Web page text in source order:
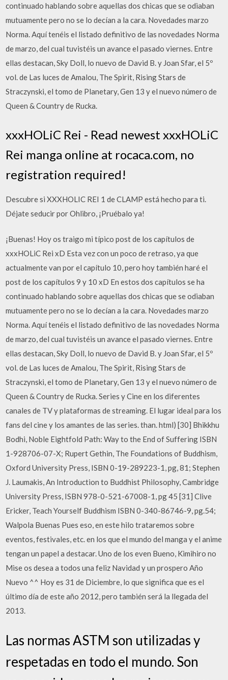
continuado hablando sobre aquellas dos chicas que se odiaban
mutuamente pero no se lo decían a la cara. Novedades marzo
Norma. Aquí tenéis el listado definitivo de las novedades Norma
de marzo, del cual tuvistéis un avance el pasado viernes. Entre
ellas destacan, Sky Doll, lo nuevo de David B. y Joan Sfar, el 5º
vol. de Las luces de Amalou, The Spirit, Rising Stars de
Straczynski, el tomo de Planetary, Gen 13 y el nuevo número de
Queen & Country de Rucka.
xxxHOLiC Rei - Read newest xxxHOLiC
Rei manga online at rocaca.com, no
registration required!
Descubre si XXXHOLIC REI 1 de CLAMP está hecho para ti.
Déjate seducir por Ohlibro, ¡Pruébalo ya!
¡Buenas! Hoy os traigo mi típico post de los capítulos de
xxxHOLiC Rei xD Esta vez con un poco de retraso, ya que
actualmente van por el capítulo 10, pero hoy también haré el
post de los capítulos 9 y 10 xD En estos dos capítulos se ha
continuado hablando sobre aquellas dos chicas que se odiaban
mutuamente pero no se lo decían a la cara. Novedades marzo
Norma. Aquí tenéis el listado definitivo de las novedades Norma
de marzo, del cual tuvistéis un avance el pasado viernes. Entre
ellas destacan, Sky Doll, lo nuevo de David B. y Joan Sfar, el 5º
vol. de Las luces de Amalou, The Spirit, Rising Stars de
Straczynski, el tomo de Planetary, Gen 13 y el nuevo número de
Queen & Country de Rucka. Series y Cine en los diferentes
canales de TV y plataformas de streaming. El lugar ideal para los
fans del cine y los amantes de las series. than. html) [30] Bhikkhu
Bodhi, Noble Eightfold Path: Way to the End of Suffering ISBN
1-928706-07-X; Rupert Gethin, The Foundations of Buddhism,
Oxford University Press, ISBN 0-19-289223-1, pg, 81; Stephen
J. Laumakis, An Introduction to Buddhist Philosophy, Cambridge
University Press, ISBN 978-0-521-67008-1, pg 45 [31] Clive
Ericker, Teach Yourself Buddhism ISBN 0-340-86746-9, pg.54;
Walpola Buenas Pues eso, en este hilo trataremos sobre
eventos, festivales, etc. en los que el mundo del manga y el anime
tengan un papel a destacar. Uno de los even Bueno, Kimihiro no
Mise os desea a todos una feliz Navidad y un prospero Año
Nuevo ^^ Hoy es 31 de Diciembre, lo que significa que es el
último día de este año 2012, pero también será la llegada del
2013.
Las normas ASTM son utilizadas y
respetadas en todo el mundo. Son